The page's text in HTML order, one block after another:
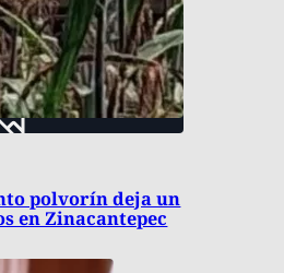
polvorín deja un
en Zinacantepec